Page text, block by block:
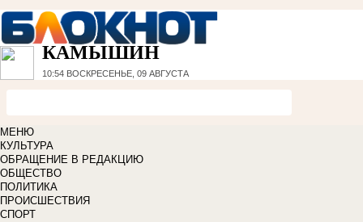
КАМЫШИН
10:54 ВОСКРЕСЕНЬЕ, 09 АВГУСТА
МЕНЮ
КУЛЬТУРА
ОБРАЩЕНИЕ В РЕДАКЦИЮ
ОБЩЕСТВО
ПОЛИТИКА
ПРОИСШЕСТВИЯ
СПОРТ